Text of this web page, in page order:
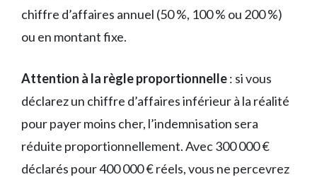
chiffre d’affaires annuel (50 %, 100 % ou 200 %)
ou en montant fixe.
Attention à la règle proportionnelle: si vous
déclarez un chiffre d’affaires inférieur à la réalité
pour payer moins cher, l’indemnisation sera
réduite proportionnellement. Avec 300 000 €
déclarés pour 400 000 € réels, vous ne percevrez